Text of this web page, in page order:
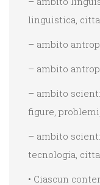
linguistica,
– ambito
– ambito
– ambito
figure,
– ambito
tecnologia,
• Ciascun